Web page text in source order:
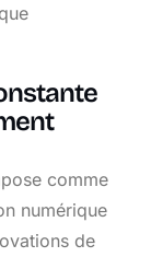
comme
numérique
de